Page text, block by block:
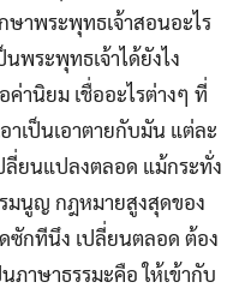
าพระพุทธเจ้าสอนอะไร
พระพุทธเจ้าได้ยังไง
ค่านิยม เชื่ออะไรต่างๆ ที่
าเป็นเอาตายกับมัน แต่ละ
ลี่ยนแปลงตลอด แม้กระทั่ง
มนูญ กฎหมายสูงสุดของ
ซักทีนึง เปลี่ยนตลอด ต้อง
ภาษาธรรมะคือ ให้เข้ากับ